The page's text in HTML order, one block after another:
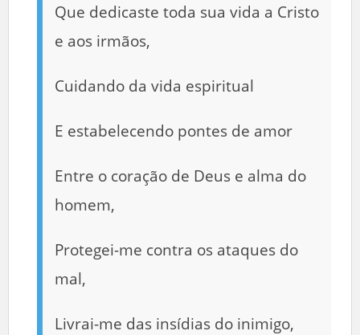
Que dedicaste toda sua vida a Cristo
e aos irmãos,
Cuidando da vida espiritual
E estabelecendo pontes de amor
Entre o coração de Deus e alma do
homem,
Protegei-me contra os ataques do
mal,
Livrai-me das insídias do inimigo,